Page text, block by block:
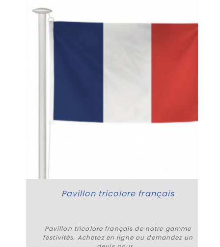
Pavillon tricolore français
Pavillon tricolore français de notre gamme
festivités. Achetez en ligne ou demandez un